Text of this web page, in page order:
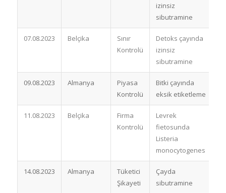
izinsiz
sibutramine
07.08.2023 Belçika
Sınır
Kontrolü
Detoks çayında
izinsiz
sibutramine
09.08.2023 Almanya
Piyasa
Kontrolü
Bitki çayında
eksik etiketleme
11.08.2023 Belçika
Firma
Kontrolü
Levrek
fietosunda
Listeria
monocytogenes
14.08.2023 Almanya
Tüketici
Şikayeti
Çayda
sibutramine